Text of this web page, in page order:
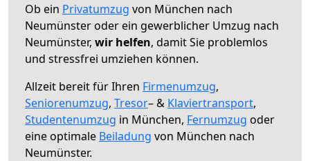
Ob ein Privatumzug von München nach
Neumünster oder ein gewerblicher Umzug nach
Neumünster, wir helfen, damit Sie problemlos
und stressfrei umziehen können.
Allzeit bereit für Ihren Firmenumzug,
Seniorenumzug, Tresor– & Klaviertransport,
Studentenumzug in München, Fernumzug oder
eine optimale Beiladung von München nach
Neumünster.